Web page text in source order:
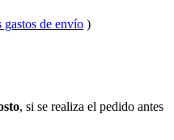
gastos de envío )
, si se realiza el pedido antes